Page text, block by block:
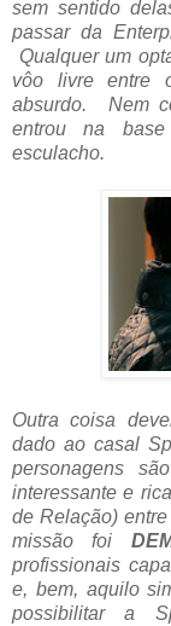
sem sentido
passar da
Qualquer um
vôo livre entre
absurdo. Nem
entrou na base
esculacho.
Outra coisa
dado ao casal
personagens
interessante e
de Relação)
missão foi
profissionais
e, bem, aquilo
possibilitar a